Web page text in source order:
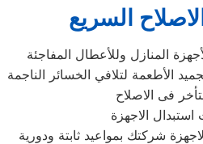
السريع
المنازل وللأعطال المفاجئة
الأطعمة لتلافي الخسائر الناجمة
فى الاصلاح
الاجهزة
شركتك بمواعيد ثابتة ودورية